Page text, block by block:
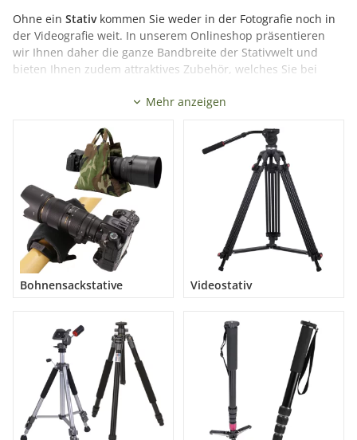
Ohne ein Stativkommen Sie weder in der Fotografie noch in
der Videografie weit. In unserem Onlineshop präsentieren
wir Ihnen daher die ganze Bandbreite der Stativwelt und
bieten Ihnen zudem attraktives Zubehör, welches Sie bei
und entscheiden Sie sich für das Stativ Ihrer Wahl.
Mehr anzeigen
Bohnensackstative Videostativ